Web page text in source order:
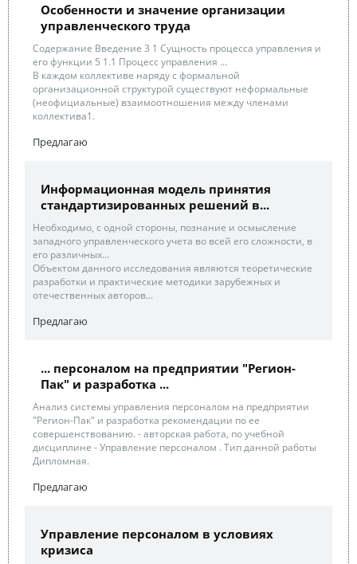
Особенности и значение организации
управленческого труда
Содержание Введение 3 1 Сущность процесса управления и
его функции 5 1.1 Процесс управления ...
В каждом коллективе наряду с формальной
организационной структурой существуют неформальные
(неофициальные) взаимоотношения между членами
коллектива1.
Предлагаю
Информационная модель принятия
стандартизированных решений в...
Необходимо, с одной стороны, познание и осмысление
западного управленческого учета во всей его сложности, в
его различных...
Объектом данного исследования являются теоретические
разработки и практические методики зарубежных и
отечественных авторов...
Предлагаю
... персоналом на предприятии "Регион-
Пак" и разработка ...
Анализ системы управления персоналом на предприятии
"Регион-Пак" и разработка рекомендации по ее
совершенствованию. - авторская работа, по учебной
дисциплине - Управление персоналом . Тип данной работы
Дипломная.
Предлагаю
Управление персоналом в условиях
кризиса